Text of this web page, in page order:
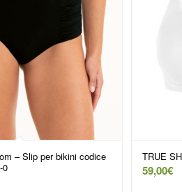
– Slip per bikini codice
0
TRUE
59,00€